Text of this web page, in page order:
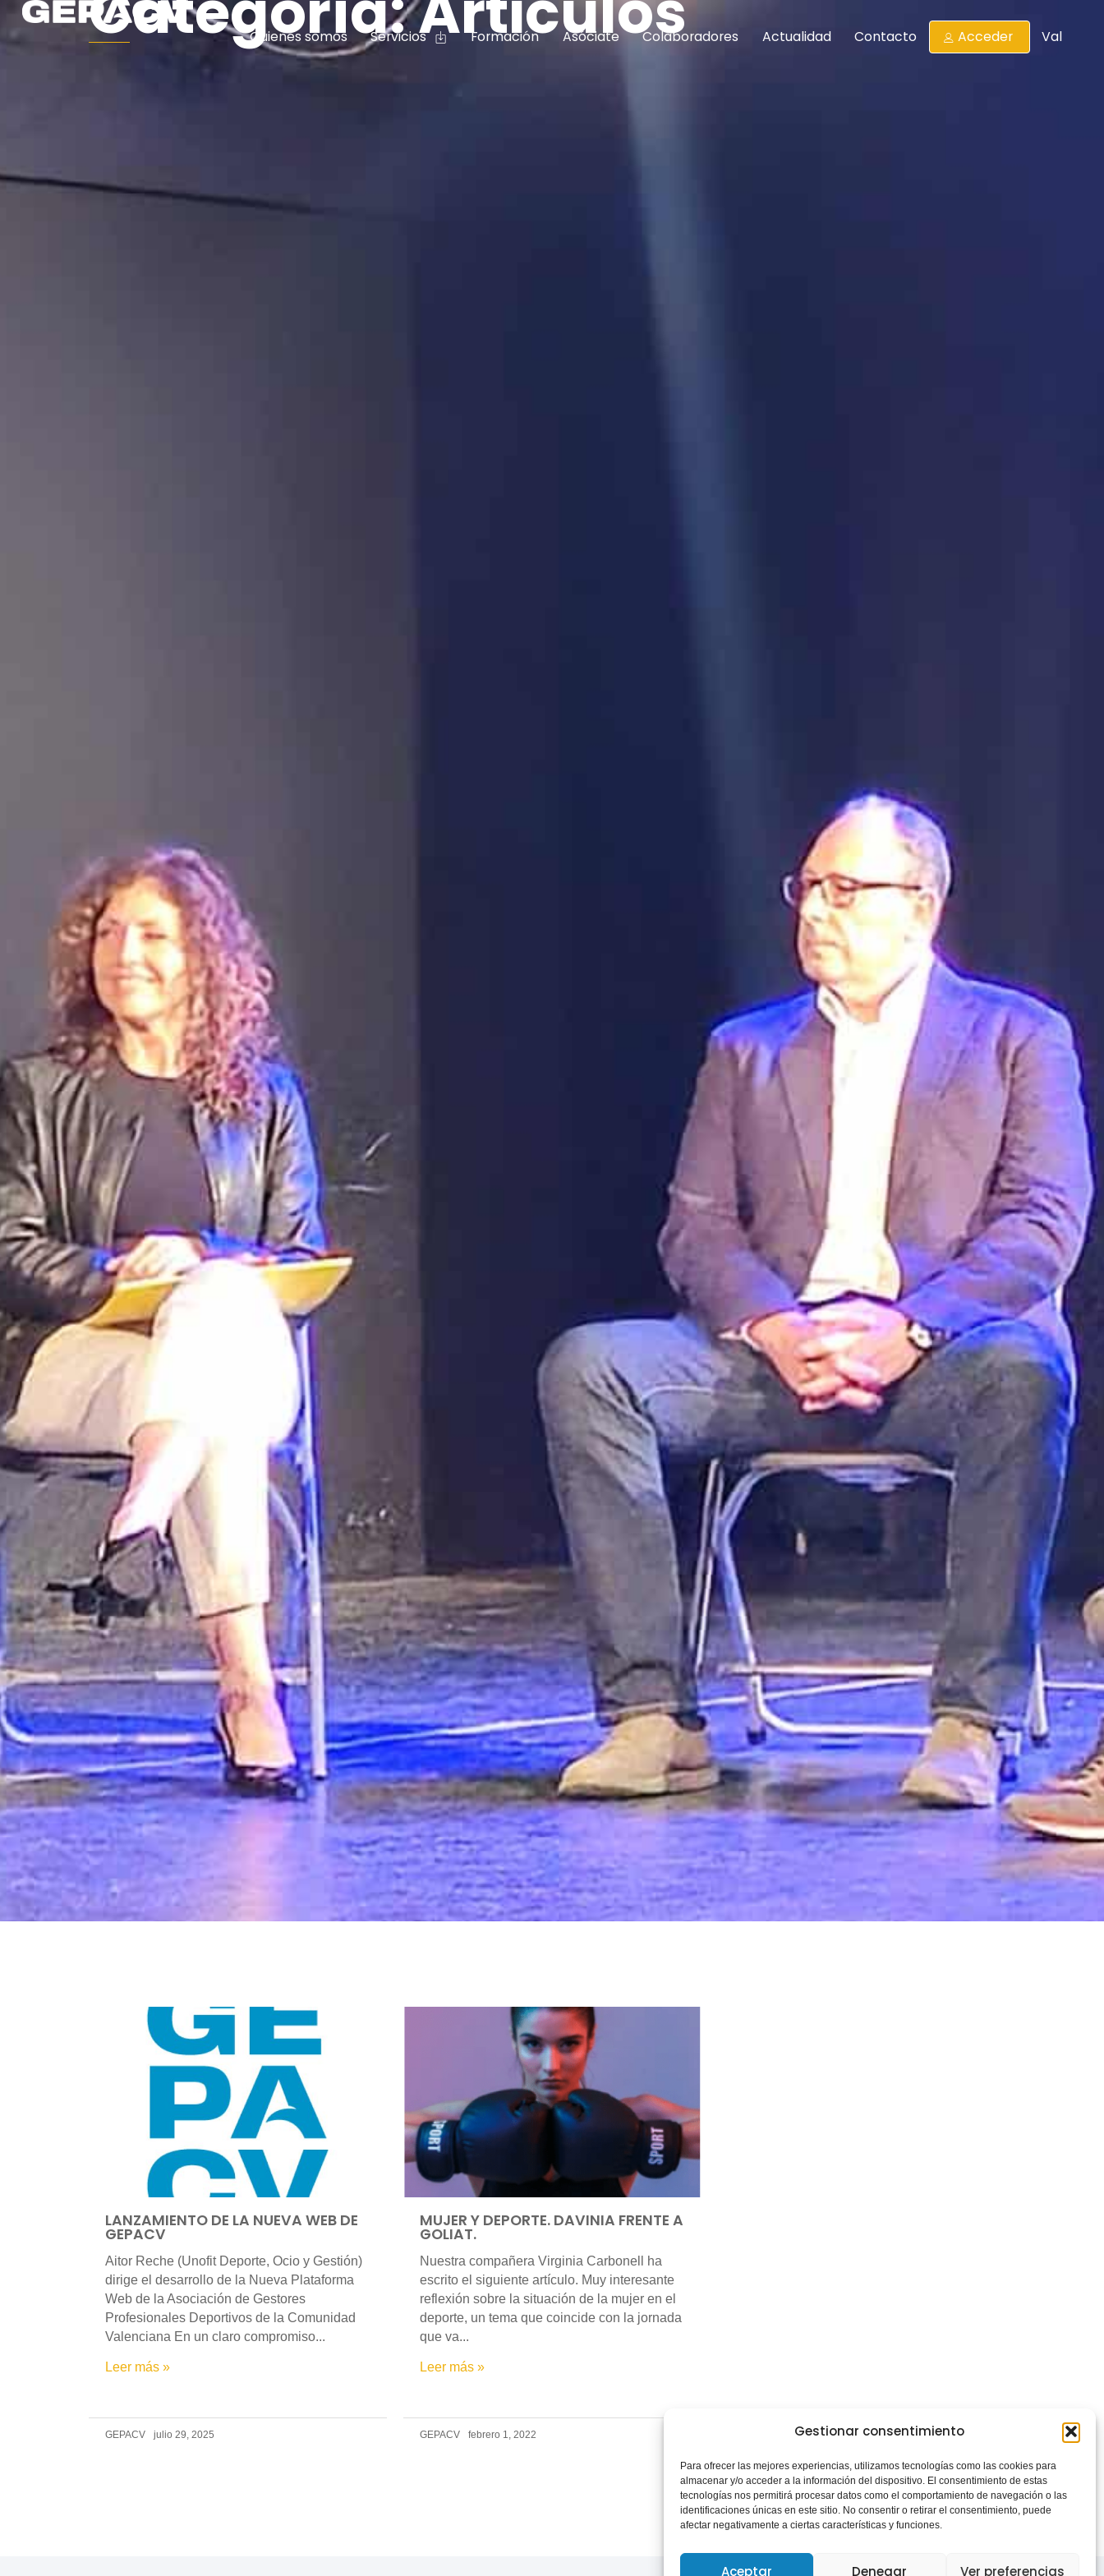
Gestionar consentimiento
Para ofrecer las mejores experiencias, utilizamos tecnologías como las cookies para
almacenar y/o acceder a la información del dispositivo. El consentimiento de estas
tecnologías nos permitirá procesar datos como el comportamiento de navegación o las
identificaciones únicas en este sitio. No consentir o retirar el consentimiento, puede
afectar negativamente a ciertas características y funciones.
Aceptar Denegar Ver preferencias
Quienes somos Servicios Formación Asóciate Colaboradores Actualidad Contacto Acceder Val
LANZAMIENTO DE LA NUEVA WEB DE
GEPACV
Aitor Reche (Unofit Deporte, Ocio y Gestión)
dirige el desarrollo de la Nueva Plataforma
Web de la Asociación de Gestores
Profesionales Deportivos de la Comunidad
Valenciana En un claro compromiso...
Leer más »
GEPACV julio 29, 2025
MUJER Y DEPORTE. DAVINIA FRENTE A
GOLIAT.
Nuestra compañera Virginia Carbonell ha
escrito el siguiente artículo. Muy interesante
reflexión sobre la situación de la mujer en el
deporte, un tema que coincide con la jornada
que va...
Leer más »
GEPACV febrero 1, 2022